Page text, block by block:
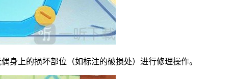
身上的损坏部位（如标注的破损处）进行修理操作。